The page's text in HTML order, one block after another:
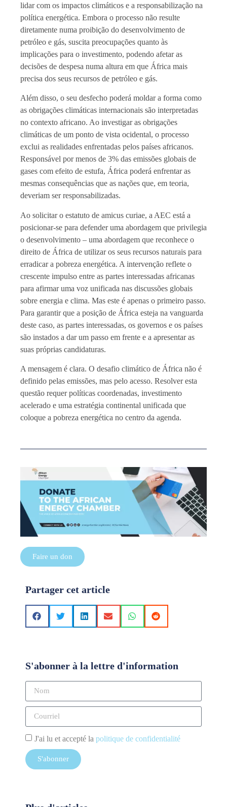
lidar com os impactos climáticos e a responsabilização na
política energética. Embora o processo não resulte
diretamente numa proibição do desenvolvimento de
petróleo e gás, suscita preocupações quanto às
implicações para o investimento, podendo afetar as
decisões de despesa numa altura em que África mais
precisa dos seus recursos de petróleo e gás.
Além disso, o seu desfecho poderá moldar a forma como
as obrigações climáticas internacionais são interpretadas
no contexto africano. Ao investigar as obrigações
climáticas de um ponto de vista ocidental, o processo
exclui as realidades enfrentadas pelos países africanos.
Responsável por menos de 3% das emissões globais de
gases com efeito de estufa, África poderá enfrentar as
mesmas consequências que as nações que, em teoria,
deveriam ser responsabilizadas.
Ao solicitar o estatuto de amicus curiae, a AEC está a
posicionar-se para defender uma abordagem que privilegia
o desenvolvimento – uma abordagem que reconhece o
direito de África de utilizar os seus recursos naturais para
erradicar a pobreza energética. A intervenção reflete o
crescente impulso entre as partes interessadas africanas
para afirmar uma voz unificada nas discussões globais
sobre energia e clima. Mas este é apenas o primeiro passo.
Para garantir que a posição de África esteja na vanguarda
deste caso, as partes interessadas, os governos e os países
são instados a dar um passo em frente e a apresentar as
suas próprias candidaturas.
A mensagem é clara. O desafio climático de África não é
definido pelas emissões, mas pelo acesso. Resolver esta
questão requer políticas coordenadas, investimento
acelerado e uma estratégia continental unificada que
coloque a pobreza energética no centro da agenda.
Faire un don
Partager cet article
S'abonner à la lettre d'information
J'ai lu et accepté la politique de confidentialité
S'abonner